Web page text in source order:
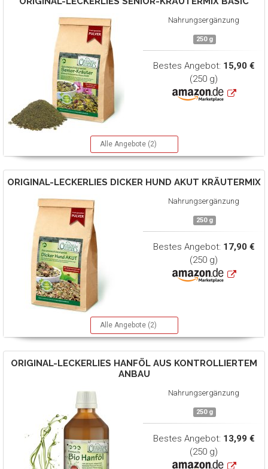
Nahrungsergänzung
250 g
Bestes Angebot: 15,90 €
(250 g)
Alle Angebote (2)
ORIGINAL-LECKERLIES DICKER HUND AKUT KRÄUTERMIX
Nahrungsergänzung
250 g
Bestes Angebot: 17,90 €
(250 g)
Alle Angebote (2)
ORIGINAL-LECKERLIES HANFÖL AUS KONTROLLIERTEM
ANBAU
Nahrungsergänzung
250 g
Bestes Angebot: 13,99 €
(250 g)